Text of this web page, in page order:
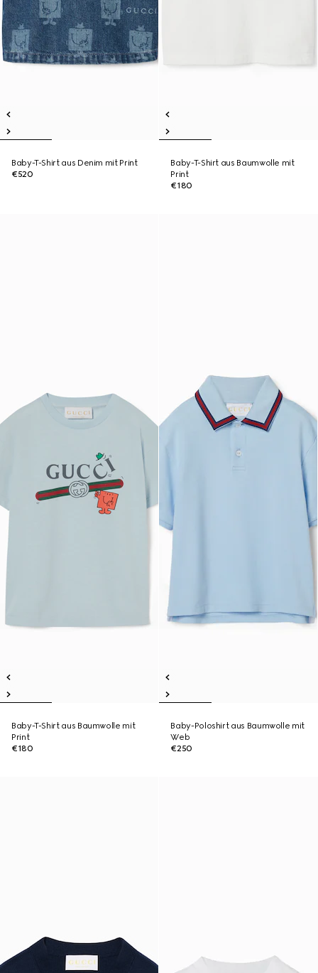
Baby-T-Shirt aus Denim mit Print
€520
Baby-T-Shirt aus Baumwolle mit
Print
€180
Baby-T-Shirt aus Baumwolle mit
Print
€180
Baby-Poloshirt aus Baumwolle mit
Web
€250